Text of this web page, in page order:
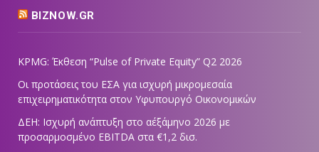
BIZNOW.GR
KPMG: Έκθεση “Pulse of Private Equity” Q2 2026
Οι προτάσεις του ΕΣΑ για ισχυρή μικρομεσαία
επιχειρηματικότητα στον Υφυπουργό Οικονομικών
ΔΕΗ: Ισχυρή ανάπτυξη στο α΄εξάμηνο 2026 με
προσαρμοσμένο EBITDA στα €1,2 δισ.